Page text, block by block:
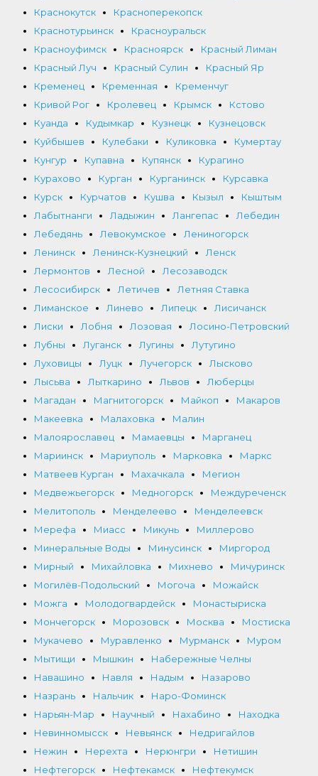
Краснокутск
Красноперекопск
Краснотурьинск
Красноуральск
Красноуфимск
Красноярск
Красный Лиман
Красный Луч
Красный Сулин
Красный Яр
Кременец
Кременная
Кременчуг
Кривой Рог
Кролевец Крымск
Кстово
Куанда
Кудымкар Кузнецк
Кузнецовск
Куйбышев
Кулебаки Куликовка
Кумертау
Кунгур
Купавна Купянск
Курагино
Курахово
Курган Курганинск
Курсавка
Курск
Курчатов Кушва Кызыл
Кыштым
Лабытнанги
Ладыжин Лангепас
Лебедин
Лебедянь
Левокумское
Лениногорск
Ленинск
Ленинск-Кузнецкий
Ленск
Лермонтов
Лесной
Лесозаводск
Лесосибирск
Летичев
Летняя Ставка
Лиманское
Линево Липецк
Лисичанск
Лиски
Лобня Лозовая
Лосино-Петровский
Лубны
Луганск Лугины
Лутугино
Луховицы
Луцк Лучегорск
Лысково
Лысьва
Лыткарино Львов
Люберцы
Магадан
Магнитогорск Майкоп
Макаров
Макеевка
Малаховка
Малин
Малоярославец
Мамаевцы
Марганец
Мариинск
Мариуполь Марковка
Маркс
Матвеев Курган
Махачкала
Мегион
Медвежьегорск
Медногорск
Междуреченск
Мелитополь
Менделеево
Менделеевск
Мерефа
Миасс Микунь
Миллерово
Минеральные Воды
Минусинск
Миргород
Мирный
Михайловка Михнево
Мичуринск
Могилёв-Подольский
Могоча
Можайск
Можга
Молодогвардейск
Монастыриска
Мончегорск
Морозовск Москва
Мостиска
Мукачево
Муравленко Мурманск
Муром
Мытищи
Мышкин
Набережные Челны
Навашино
Навля Надым
Назарово
Назрань
Нальчик
Наро-Фоминск
Нарьян-Мар
Научный Нахабино
Находка
Невинномысск
Невьянск
Недригайлов
Нежин
Нерехта Нерюнгри
Нетишин
Нефтегорск
Нефтекамск
Нефтекумск